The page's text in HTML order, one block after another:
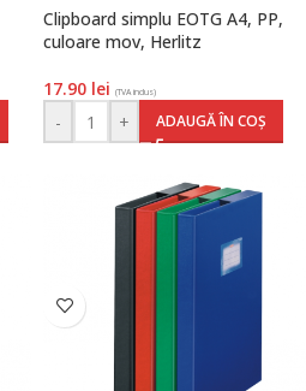
Clipboard simplu EOTG A4, PP,
culoare mov, Herlitz
17.90 lei (TVA inclus)
- + ADAUGĂ ÎN COȘ